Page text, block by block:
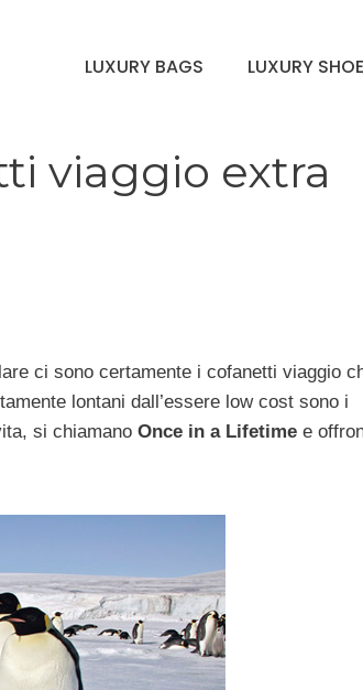
LUXURY BAGS LUXURY
viaggio extra
ci sono certamente i cofanetti viaggio
lontani dall’essere low cost sono i
si chiamano Once in a Lifetime e